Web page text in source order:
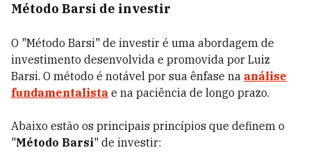
Método Barsi de investir
O "Método Barsi" de investir é uma abordagem de
investimento desenvolvida e promovida por Luiz
Barsi. O método é notável por sua ênfase na análise
fundamentalista e na paciência de longo prazo.
Abaixo estão os principais princípios que definem o
"Método Barsi" de investir: